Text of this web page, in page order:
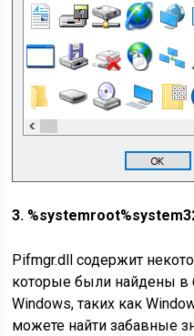
3.
Pifmgr.dll содержит
которые были найдены в
Windows, таких как
можете найти забавные